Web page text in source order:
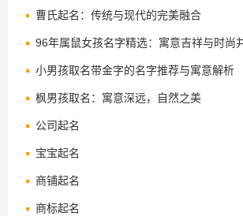
曹氏起名：传统与现代的完美融合
96年属鼠女孩名字精选：寓意吉祥与时尚
小男孩取名带金字的名字推荐与寓意解析
枫男孩取名：寓意深远，自然之美
公司起名
宝宝起名
商铺起名
商标起名